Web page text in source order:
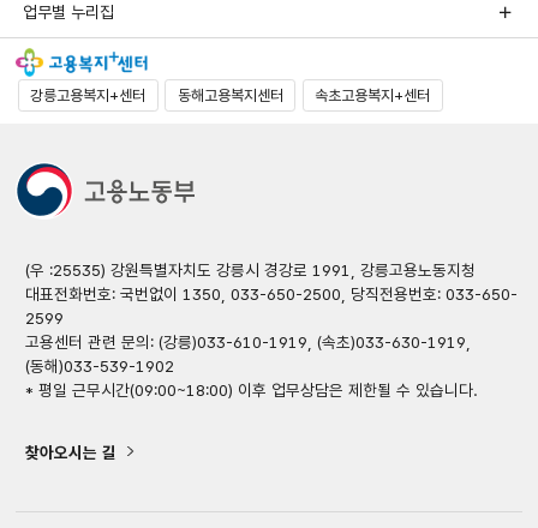
업무별 누리집
강릉고용복지+센터 동해고용복지센터 속초고용복지+센터
(우 :25535) 강원특별자치도 강릉시 경강로 1991, 강릉고용노동지청
대표전화번호: 국번없이 1350, 033-650-2500, 당직전용번호: 033-650-
2599
고용센터 관련 문의: (강릉)033-610-1919, (속초)033-630-1919,
(동해)033-539-1902
* 평일 근무시간(09:00~18:00) 이후 업무상담은 제한될 수 있습니다.
찾아오시는 길